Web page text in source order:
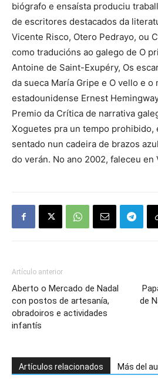
biógrafo e ensaísta produciu
de escritores destacados da
Vicente Risco, Otero Pedrayo, ou
como traducións ao galego de O
Antoine de Saint-Exupéry, Os
da sueca María Gripe e O vello e o
estadounidense Ernest
Premio da Crítica de narrativa
Xoguetes pra un tempo prohibido,
sentado nun cadeira de brazos
do verán. No ano 2002, faleceu en
Artículo anterior
Aberto o Mercado de Nadal
con postos de artesanía,
obradoiros e actividades
infantís
de
Artículos relacionados Más del